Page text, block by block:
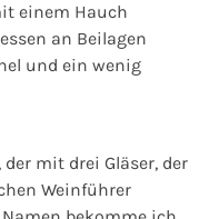
einem Hauch
an Beilagen
und ein wenig
mit drei Gläser, der
Weinführer